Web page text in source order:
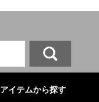
アイテムから探す